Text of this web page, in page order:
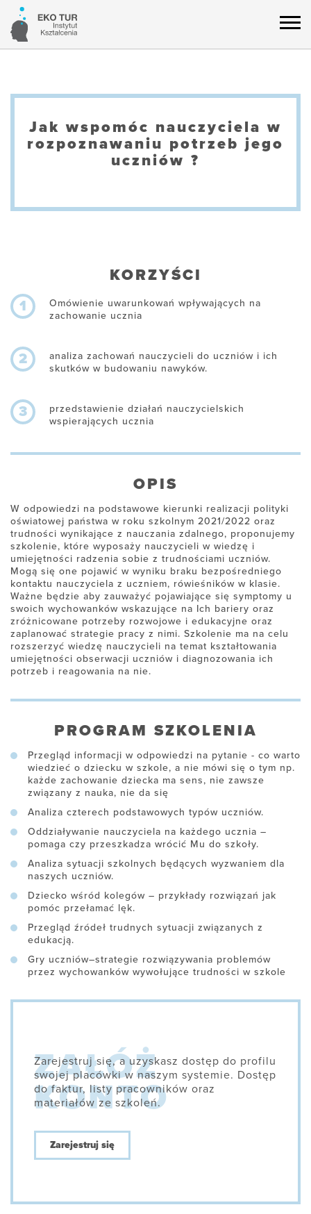
Jak wspomóc nauczyciela w
rozpoznawaniu potrzeb jego
uczniów ?
KORZYŚCI
1
Omówienie uwarunkowań wpływających na
zachowanie ucznia
2
analiza zachowań nauczycieli do uczniów i ich
skutków w budowaniu nawyków.
3
przedstawienie działań nauczycielskich
wspierających ucznia
OPIS
W odpowiedzi na podstawowe kierunki realizacji polityki
oświatowej państwa w roku szkolnym 2021/2022 oraz
trudności wynikające z nauczania zdalnego, proponujemy
szkolenie, które wyposaży nauczycieli w wiedzę i
umiejętności radzenia sobie z trudnościami uczniów.
Mogą się one pojawić w wyniku braku bezpośredniego
kontaktu nauczyciela z uczniem, rówieśników w klasie.
Ważne będzie aby zauważyć pojawiające się symptomy u
swoich wychowanków wskazujące na Ich bariery oraz
zróżnicowane potrzeby rozwojowe i edukacyjne oraz
zaplanować strategie pracy z nimi. Szkolenie ma na celu
rozszerzyć wiedzę nauczycieli na temat kształtowania
umiejętności obserwacji uczniów i diagnozowania ich
potrzeb i reagowania na nie.
PROGRAM SZKOLENIA
Przegląd informacji w odpowiedzi na pytanie - co warto
wiedzieć o dziecku w szkole, a nie mówi się o tym np.
każde zachowanie dziecka ma sens, nie zawsze
związany z nauka, nie da się
Analiza czterech podstawowych typów uczniów.
Oddziaływanie nauczyciela na każdego ucznia –
pomaga czy przeszkadza wrócić Mu do szkoły.
Analiza sytuacji szkolnych będących wyzwaniem dla
naszych uczniów.
Dziecko wśród kolegów – przykłady rozwiązań jak
pomóc przełamać lęk.
Przegląd źródeł trudnych sytuacji związanych z
edukacją.
Gry uczniów–strategie rozwiązywania problemów
przez wychowanków wywołujące trudności w szkole
Zarejestruj się, a uzyskasz dostęp do profilu
swojej placówki w naszym systemie. Dostęp
do faktur, listy pracowników oraz
materiałów ze szkoleń.
Zarejestruj się